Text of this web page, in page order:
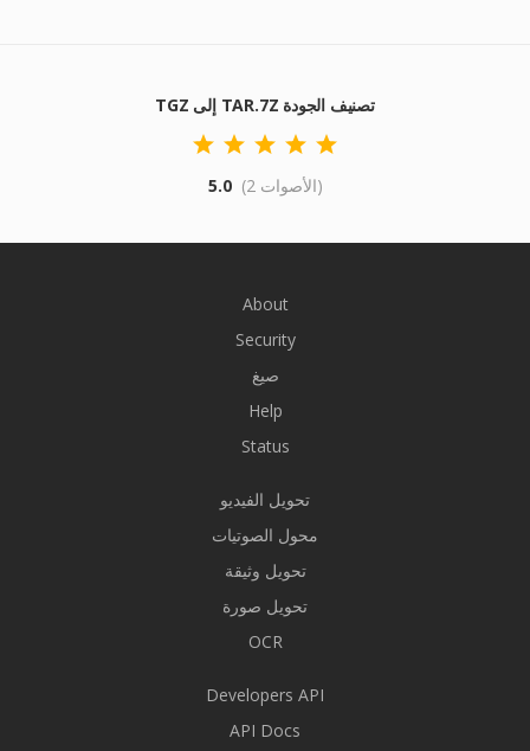
TGZ إلى TAR.7Z تصنيف الجودة
5.0 (2 الأصوات)
About
Security
صيغ
Help
Status
تحويل الفيديو
محول الصوتيات
تحويل وثيقة
تحويل صورة
OCR
Developers API
API Docs